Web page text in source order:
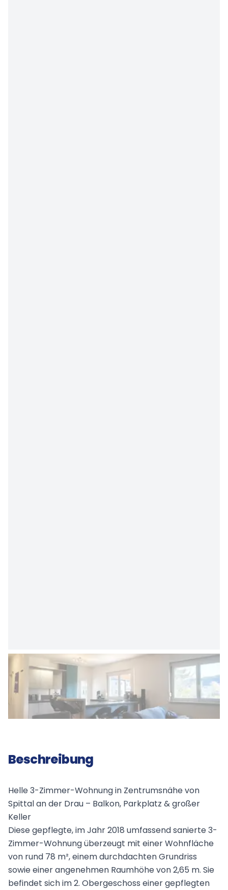
Beschreibung
Helle 3-Zimmer-Wohnung in Zentrumsnähe von
Spittal an der Drau – Balkon, Parkplatz & großer
Keller
Diese gepflegte, im Jahr 2018 umfassend sanierte 3-
Zimmer-Wohnung überzeugt mit einer Wohnfläche
von rund 78 m², einem durchdachten Grundriss
sowie einer angenehmen Raumhöhe von 2,65 m. Sie
befindet sich im 2. Obergeschoss einer gepflegten